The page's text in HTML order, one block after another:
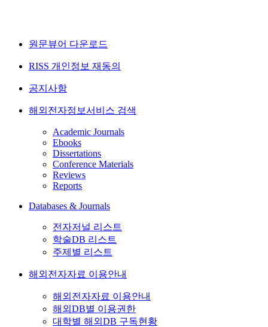
원문뷰어 다운로드
RISS 개인정보 재동의
공지사항
해외전자정보서비스 검색
Academic Journals
Ebooks
Dissertations
Conference Materials
Reviews
Reports
Databases & Journals
전자저널 리스트
학술DB 리스트
주제별 리스트
해외전자자료 이용안내
해외전자자료 이용안내
해외DB별 이용권한
대학별 해외DB 구독현황